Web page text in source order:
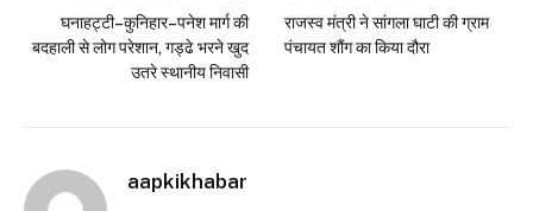
घनाहट्टी–कुनिहार–पनेश मार्ग की
बदहाली से लोग परेशान, गड्ढे भरने खुद
उतरे स्थानीय निवासी
राजस्व मंत्री ने सांगला घाटी की ग्राम
पंचायत शौंग का किया दौरा
aapkikhabar